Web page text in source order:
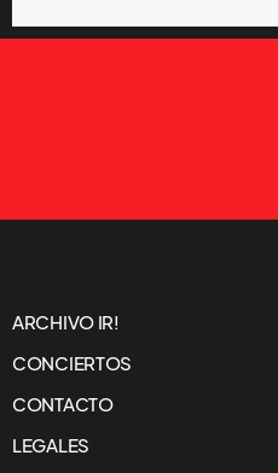
ARCHIVO IR!
CONCIERTOS
CONTACTO
LEGALES